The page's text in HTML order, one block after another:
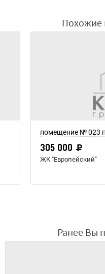
Похожие
помещение № 023
305 000
ЖК "Европейский"
Ранее Вы